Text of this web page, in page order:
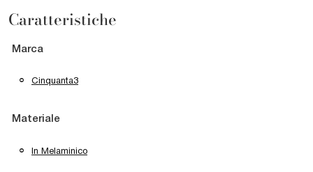
Caratteristiche
Marca
Cinquanta3
Materiale
In Melaminico